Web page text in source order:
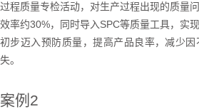
过程质量专检活动，对生产过程出现的质量
效率约30%，同时导入SPC等质量工具，实
初步迈入预防质量，提高产品良率，减少
失。
案例 2